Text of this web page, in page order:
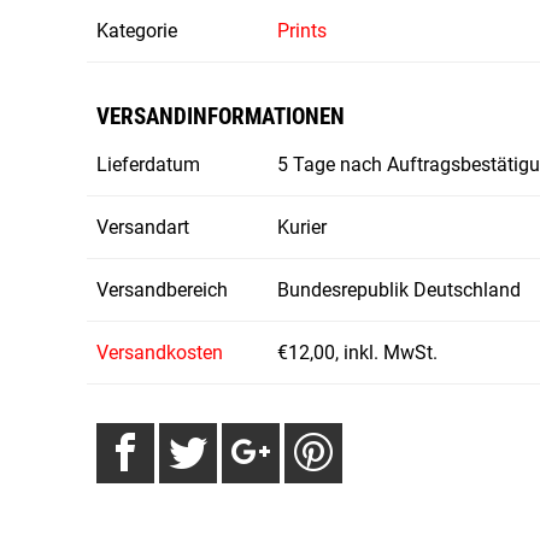
Kategorie Prints
VERSANDINFORMATIONEN
Lieferdatum 5 Tage nach
Versandart Kurier
Versandbereich Bundesrepublik Deutschland
Versandkosten €12,00, inkl. MwSt.